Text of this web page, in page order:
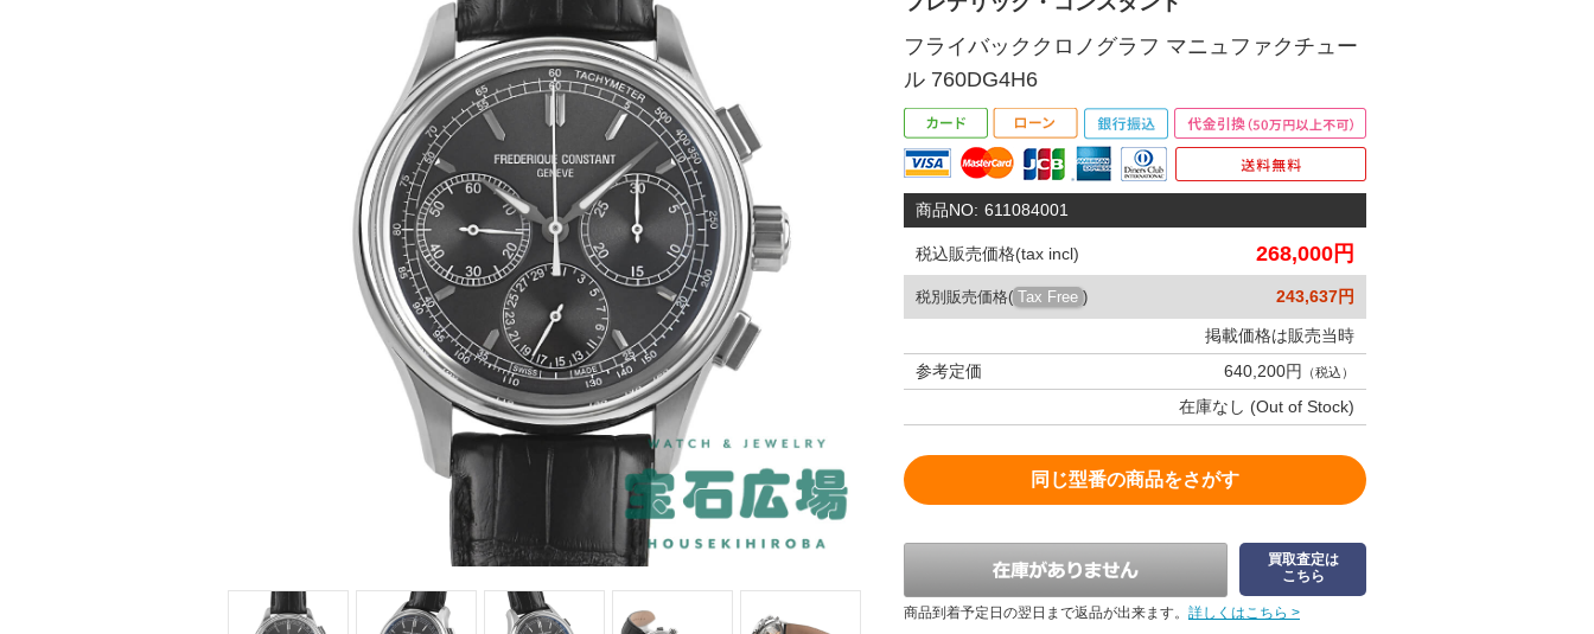
フライバッククロノグラフ マニュファクチュー
ル 760DG4H6
商品NO: 611084001
税込販売価格(tax incl) 268,000円
税別販売価格( Tax Free ) 243,637円
掲載価格は販売当時
参考定価
640,200円 （税込）
在庫なし (Out of Stock)
同じ型番の商品をさがす
買取査定は
こちら
商品到着予定日の翌日まで返品が出来ます。 詳しくはこちら >